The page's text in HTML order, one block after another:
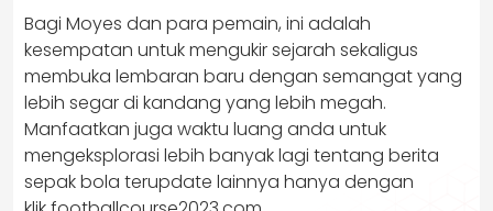
Bagi Moyes dan para pemain, ini adalah
kesempatan untuk mengukir sejarah sekaligus
membuka lembaran baru dengan semangat yang
lebih segar di kandang yang lebih megah.
Manfaatkan juga waktu luang anda untuk
mengeksplorasi lebih banyak lagi tentang berita
sepak bola terupdate lainnya hanya dengan